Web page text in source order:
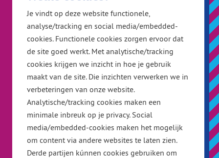
Je vindt op deze website functionele,
analyse/tracking en social media/embedded-
cookies. Functionele cookies zorgen ervoor dat
de site goed werkt. Met analytische/tracking
cookies krijgen we inzicht in hoe je gebruik
maakt van de site. Die inzichten verwerken we in
verbeteringen van onze website.
Analytische/tracking cookies maken een
minimale inbreuk op je privacy. Social
media/embedded-cookies maken het mogelijk
om content via andere websites te laten zien.
Derde partijen kúnnen cookies gebruiken om